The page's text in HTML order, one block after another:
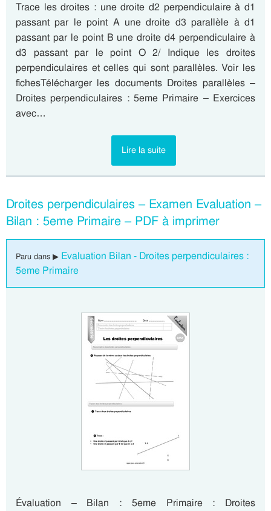
Trace les droites : une droite d2 perpendiculaire à d1
passant par le point A une droite d3 parallèle à d1
passant par le point B une droite d4 perpendiculaire à
d3 passant par le point O 2/ Indique les droites
perpendiculaires et celles qui sont parallèles. Voir les
fichesTélécharger les documents Droites parallèles –
Droites perpendiculaires : 5eme Primaire – Exercices
avec…
Lire la suite
Droites perpendiculaires – Examen Evaluation –
Bilan : 5eme Primaire – PDF à imprimer
Paru dans ▶ Evaluation Bilan - Droites perpendiculaires :
5eme Primaire
Évaluation – Bilan : 5eme Primaire : Droites